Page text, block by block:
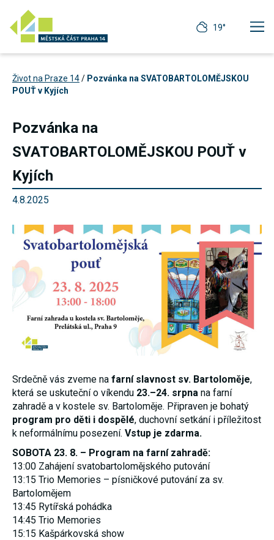
19°
Život na Praze 14/ Pozvánka na SVATOBARTOLOMĚJSKOU
POUŤ v Kyjích
Pozvánka na
SVATOBARTOLOMĚJSKOU POUŤ v
Kyjích
4.8.2025
Srdečně vás zveme na farní slavnost sv. Bartoloměje,
která se uskuteční o víkendu 23.–24. srpna na farní
zahradě a v kostele sv. Bartoloměje. Připraven je bohatý
program pro děti i dospělé, duchovní setkání i příležitost
k neformálnímu posezení. Vstup je zdarma.
SOBOTA 23. 8. – Program na farní zahradě:
13:00 Zahájení svatobartolomějského putování
13:15 Trio Memories – písničkové putování za sv.
Bartolomějem
13:45 Rytířská pohádka
14:45 Trio Memories
15:15 Kašpárkovská show
cookies
Technické
cookies jsou
nezbytné pro
správné
fungování
webu a všech
funkcí, které
nabízí.
Nepožadujeme
Váš souhlas s
cookies na
našem webu.
Z tohoto
důvodu
technické
cookies
nemohou být
individuálně
deaktivovány
nebo
aktivovány.